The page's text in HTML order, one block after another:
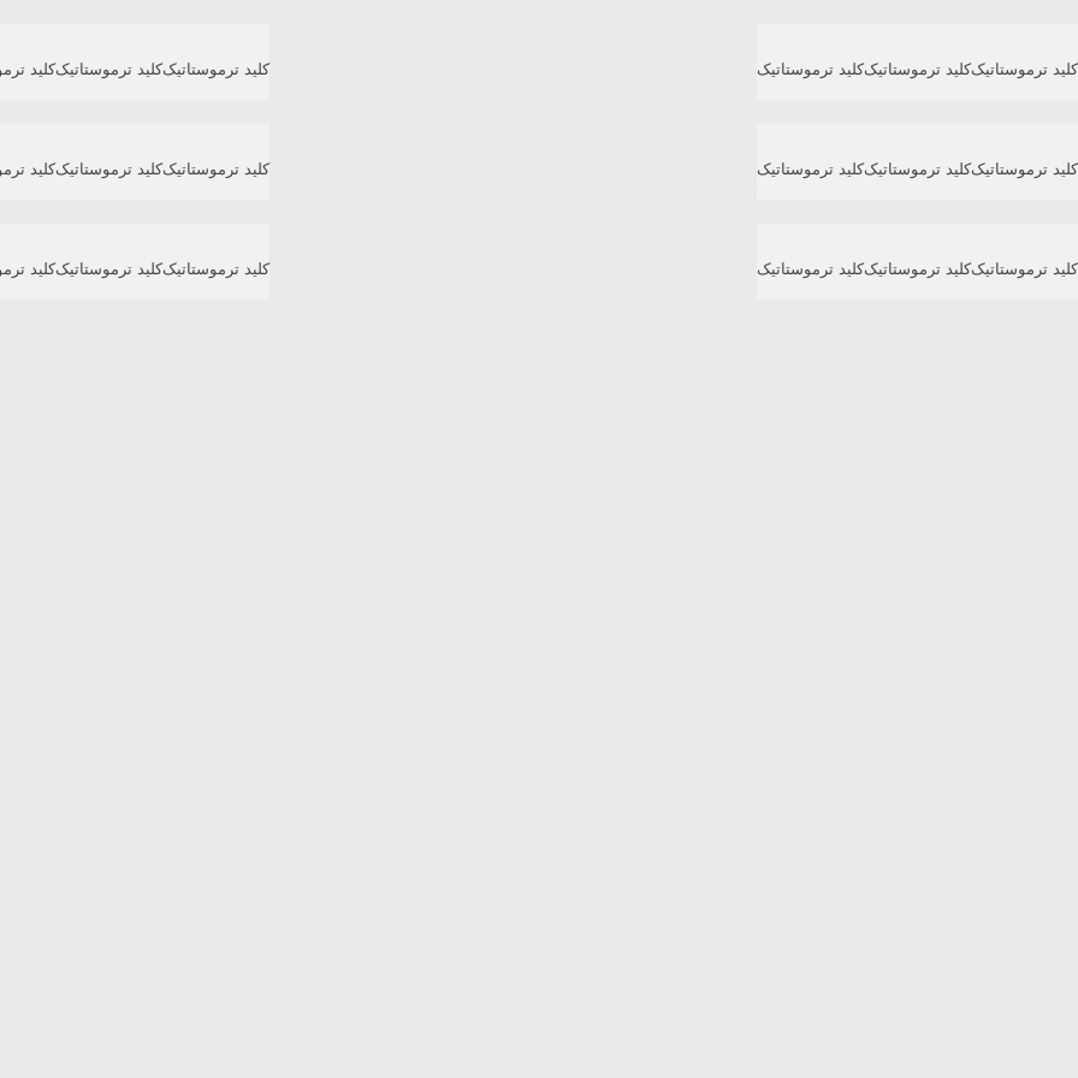
کلید ترموستاتیککلید ترموستاتیککلید ترموستاتیک کلید ترموستاتیککلید ترموستاتیککلید
کلید ترموستاتیککلید ترموستاتیککلید ترموستاتیک کلید ترموستاتیککلید ترموستاتیککلید
کلید ترموستاتیککلید ترموستاتیککلید ترموستاتیک کلید ترموستاتیککلید ترموستاتیککلید